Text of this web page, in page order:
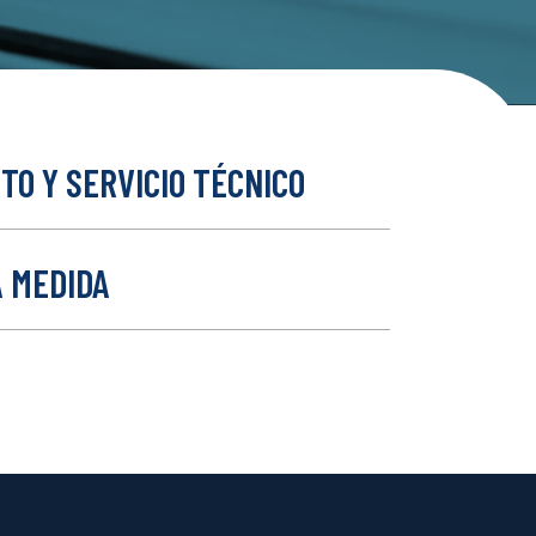
Y SERVICIO TÉCNICO
MEDIDA